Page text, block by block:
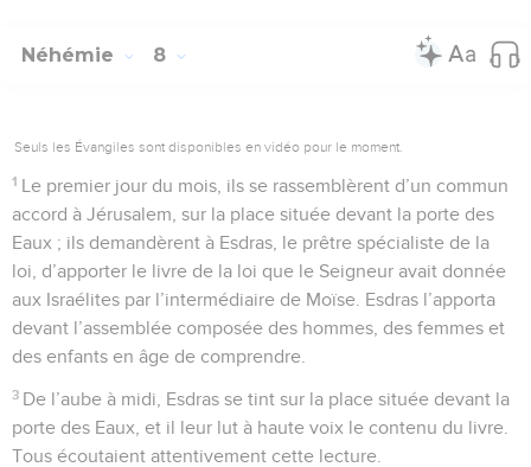
Néhémie 8
Seuls les Évangiles sont disponibles en vidéo pour le moment.
1 Le premier jour du mois, ils se rassemblèrent d’un commun
accord à Jérusalem, sur la place située devant la porte des
Eaux ; ils demandèrent à Esdras, le prêtre spécialiste de la
loi, d’apporter le livre de la loi que le Seigneur avait donnée
aux Israélites par l’intermédiaire de Moïse. Esdras l’apporta
devant l’assemblée composée des hommes, des femmes et
des enfants en âge de comprendre.
3 De l’aube à midi, Esdras se tint sur la place située devant la
porte des Eaux, et il leur lut à haute voix le contenu du livre.
Tous écoutaient attentivement cette lecture.